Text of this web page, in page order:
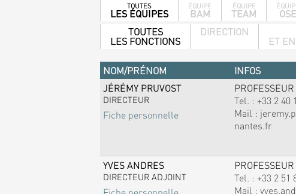
TOUTES
LES ÉQUIPES
ÉQUIPE
BAM
ÉQUIPE
TEAM OSE
TOUTES
LES FONCTIONS
DIRECTION
ET
NOM/PRÉNOM INFOS
JÉRÉMY PRUVOST
DIRECTEUR
Fiche personnelle
PROFESSEUR
Tel. : +33 2 40
Mail :
nantes.fr
YVES ANDRES
DIRECTEUR ADJOINT
Tel. : +33 2 51
Mail :